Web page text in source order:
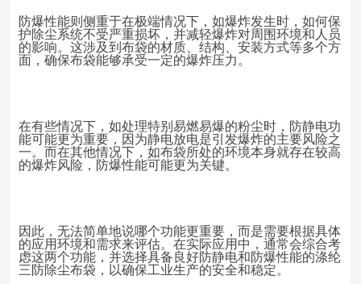
防爆性能则侧重于在极端情况下，如爆炸发生时，如何保
护除尘系统不受严重损坏，并减轻爆炸对周围环境和人员
的影响。这涉及到布袋的材质、结构、安装方式等多个方
面，确保布袋能够承受一定的爆炸压力。
在有些情况下，如处理特别易燃易爆的粉尘时，防静电功
能可能更为重要，因为静电放电是引发爆炸的主要风险之
一。而在其他情况下，如布袋所处的环境本身就存在较高
的爆炸风险，防爆性能可能更为关键。
因此，无法简单地说哪个功能更重要，而是需要根据具体
的应用环境和需求来评估。在实际应用中，通常会综合考
虑这两个功能，并选择具备良好防静电和防爆性能的涤纶
三防除尘布袋，以确保工业生产的安全和稳定。